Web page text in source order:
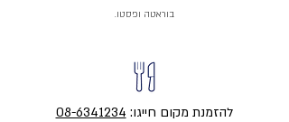
בוראטה ופסטו.
להזמנת מקום חייגו: 08-6341234